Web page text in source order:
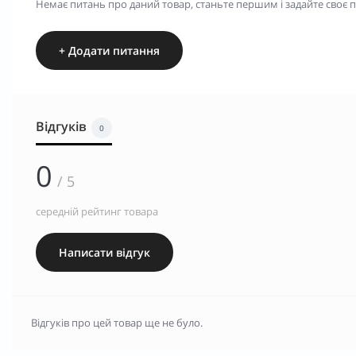
Немає питань про даний товар, станьте першим і задайте своє
+ Додати питання
Відгуків 0
0 / 5
середній рейтинг товара
Написати відгук
Відгуків про цей товар ще не було.